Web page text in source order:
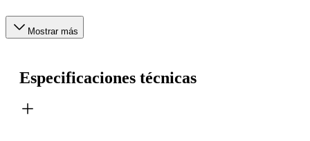
Mostrar más
Especificaciones técnicas